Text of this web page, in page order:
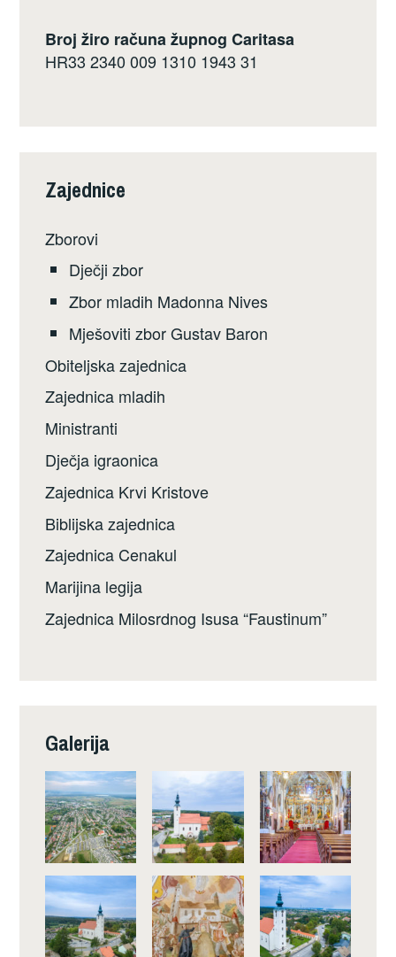
Broj žiro računa župnog Caritasa
HR33 2340 009 1310 1943 31
Zajednice
Zborovi
Dječji zbor
Zbor mladih Madonna Nives
Mješoviti zbor Gustav Baron
Obiteljska zajednica
Zajednica mladih
Ministranti
Dječja igraonica
Zajednica Krvi Kristove
Biblijska zajednica
Zajednica Cenakul
Marijina legija
Zajednica Milosrdnog Isusa “Faustinum”
Galerija